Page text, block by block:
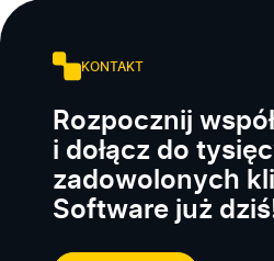
KONTAKT
Rozpocznij
i dołącz do
zadowolonych
Software już